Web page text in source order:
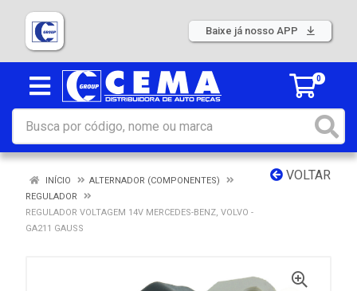
Baixe já nosso APP
0
VOLTAR
INÍCIO
ALTERNADOR (COMPONENTES)
REGULADOR
REGULADOR VOLTAGEM 14V MERCEDES-BENZ, VOLVO -
GA211 GAUSS